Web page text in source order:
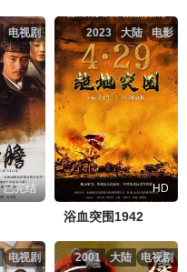
电视剧
已完结
电影
大陆
2023
HD
浴血突围1942
电视剧 电视剧
大陆
2001